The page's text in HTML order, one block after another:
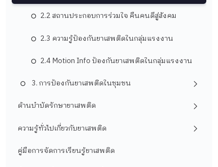
2.2 สถานประกอบการร่วมใจ คืนคนดีสู่สังคม
2.3 ความรู้ป้องกันยาเสพติดในกลุ่มแรงงาน
2.4 Motion Info ป้องกันยาเสพติดในกลุ่มแรงงาน
3. การป้องกันยาเสพติดในชุมชน
ด้านบำบัดรักษายาเสพติด
ความรู้ทั่วไปเกี่ยวกับยาเสพติด
คู่มือการจัดการเรียนรู้ยาเสพติด